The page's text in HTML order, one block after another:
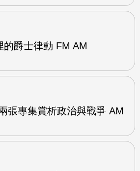
的爵士律動 FM AM
張專集賞析政治與戰爭 AM